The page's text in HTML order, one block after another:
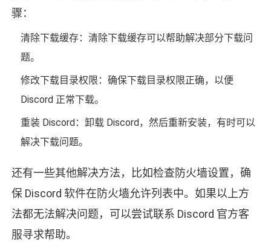
骤：
清除下载缓存：清除下载缓存可以帮助解决部分下载问
题。
修改下载目录权限：确保下载目录权限正确，以便
Discord 正常下载。
重装 Discord：卸载 Discord，然后重新安装，有时可以
解决下载问题。
还有一些其他解决方法，比如检查防火墙设置，确
保 Discord 软件在防火墙允许列表中。如果以上方
法都无法解决问题，可以尝试联系 Discord 官方客
服寻求帮助。